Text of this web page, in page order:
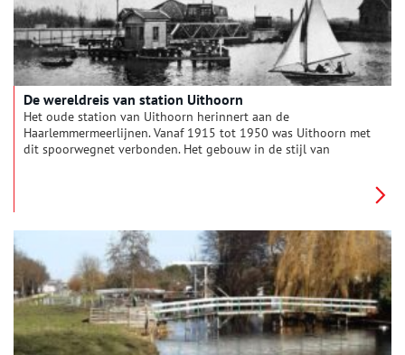
De wereldreis van station Uithoorn
Het oude station van Uithoorn herinnert aan de
Haarlemmermeerlijnen. Vanaf 1915 tot 1950 was Uithoorn met
dit spoorwegnet verbonden. Het gebouw in de stijl van